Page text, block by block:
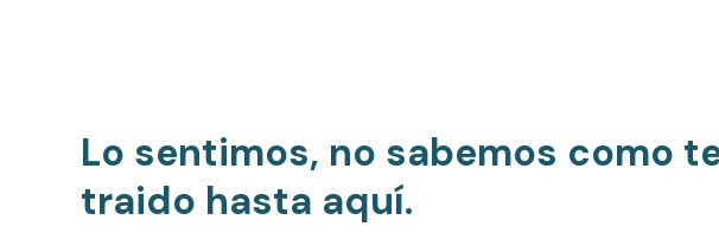
Lo sentimos, no sabemos como
traido hasta aquí.